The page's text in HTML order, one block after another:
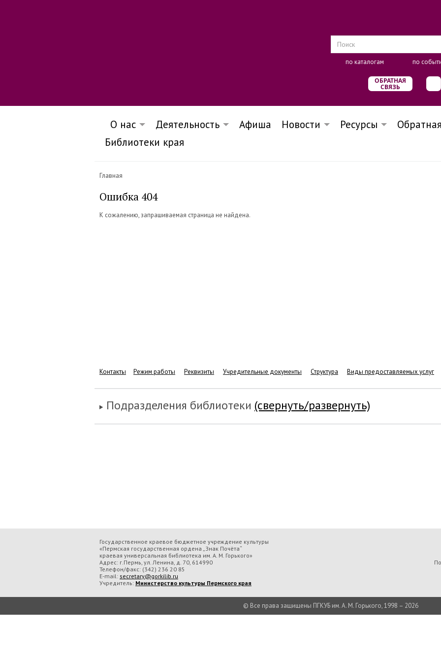
по каталогам по
ОБРАТНАЯ
СВЯЗЬ
О нас Деятельность Афиша Новости Ресурсы
Библиотеки края
Главная
Ошибка 404
К сожалению, запрашиваемая страница не найдена.
Контакты Режим работы Реквизиты Учредительные документы Структура Виды предоставляемых услуг
Подразделения библиотеки (свернуть/развернуть)
Государственное краевое бюджетное учреждение культуры
«Пермская государственная ордена „Знак Почёта“
краевая универсальная библиотека им. А. М. Горького»
Адрес: г.Пермь, ул. Ленина, д. 70, 614990
Телефон/факс: (342) 236 20 85
E-mail: secretary@gorkilib.ru
Учредитель: Министерство культуры Пермского края
© Все права защищены ПГКУБ им. А. М. Горького, 1998 – 2026
Во время посещения сайта Государственное краевое бюджетное учреждение культуры «Пермская государственная ордена „Знак Почёта“ краевая
обрабатываем данные с использованием метрических программ.